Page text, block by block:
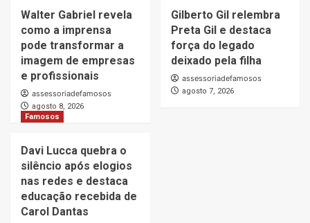
Walter Gabriel revela
como a imprensa
pode transformar a
imagem de empresas
e profissionais
assessoriadefamosos
agosto 8, 2026
Gilberto Gil relembra
Preta Gil e destaca
força do legado
deixado pela filha
assessoriadefamosos
agosto 7, 2026
Famosos
Davi Lucca quebra o
silêncio após elogios
nas redes e destaca
educação recebida de
Carol Dantas